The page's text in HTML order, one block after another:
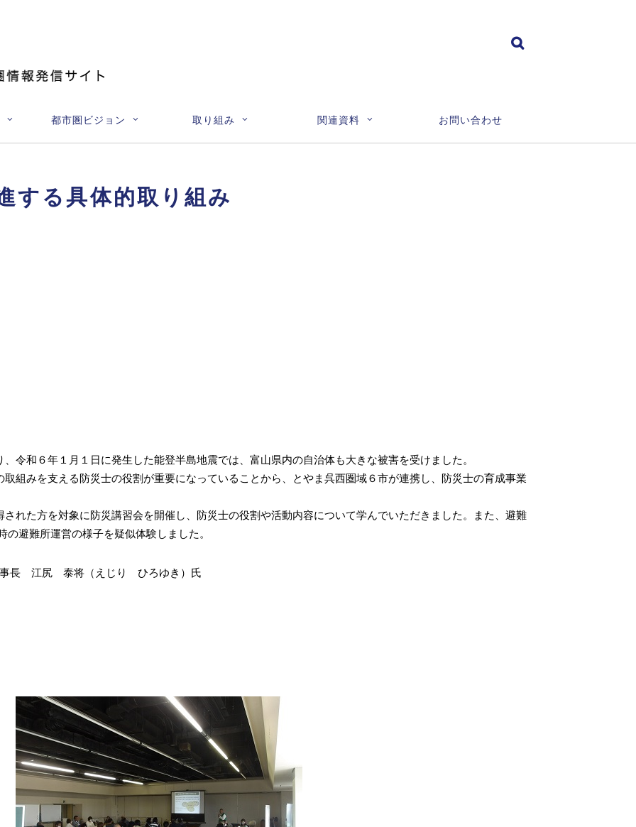
都市圏ビジョン 取り組み 関連資料 お問い合わせ
する具体的取り組み
和６年１月１日に発生した能登半島地震では、富山県内の自治体も大きな被害を受けました。
組みを支える防災士の役割が重要になっていることから、とやま呉西圏域６市が連携し、防災士の育成事業
れた方を対象に防災講習会を開催し、防災士の役割や活動内容について学んでいただきました。また、避難
避難所運営の様子を疑似体験しました。
災士会 副理事長 江尻 泰将（えじり ひろゆき）氏